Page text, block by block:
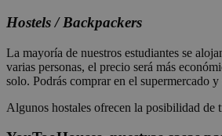
Hostels / Backpackers
La mayoría de nuestros estudiantes se
varias personas, el precio será más
solo. Podrás comprar en el supermercado
Algunos hostales ofrecen la posibilidad de